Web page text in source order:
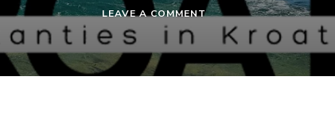
LEAVE A COMMENTON
VAKANTIE
KROATIË
INCLUSIEF
VLUCHT